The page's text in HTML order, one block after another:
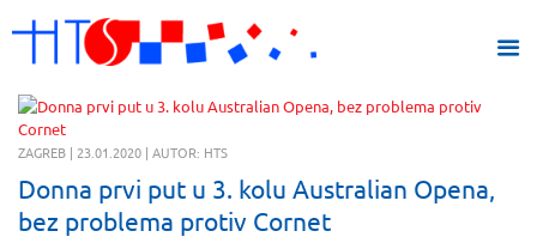
ZAGREB | 23.01.2020 | AUTOR: HTS
Donna prvi put u 3. kolu Australian Opena,
bez problema protiv Cornet